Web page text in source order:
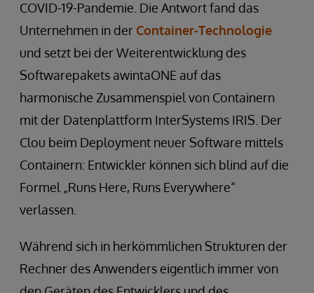
COVID-19-Pandemie. Die Antwort fand das
Unternehmen in der Container-Technologie
und setzt bei der Weiterentwicklung des
Softwarepakets awintaONE auf das
harmonische Zusammenspiel von Containern
mit der Datenplattform InterSystems IRIS. Der
Clou beim Deployment neuer Software mittels
Containern: Entwickler können sich blind auf die
Formel „Runs Here, Runs Everywhere“
verlassen.
Während sich in herkömmlichen Strukturen der
Rechner des Anwenders eigentlich immer von